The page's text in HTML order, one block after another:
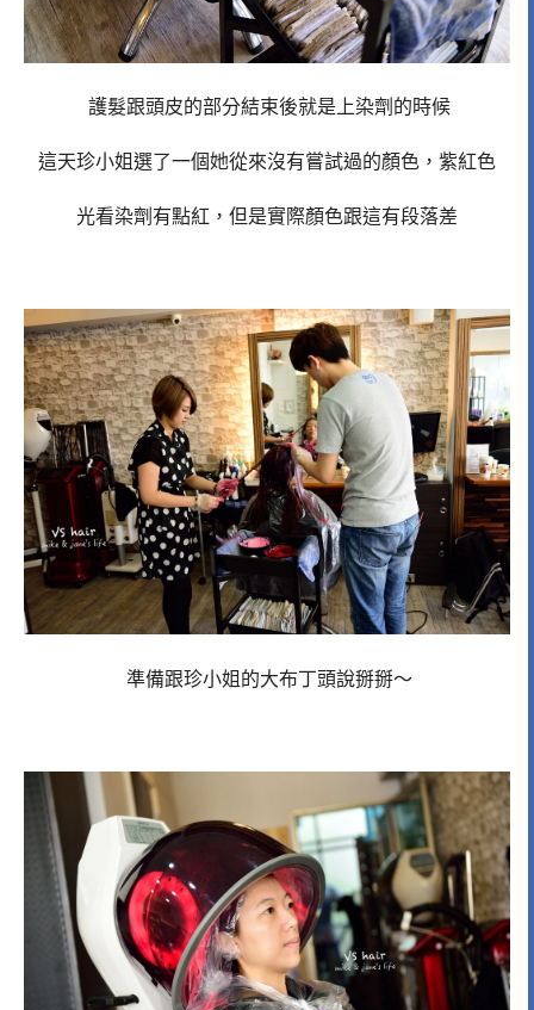
護髮跟頭皮的部分結束後就是上染劑的時候
這天珍小姐選了一個她從來沒有嘗試過的顏色，紫紅色
光看染劑有點紅，但是實際顏色跟這有段落差
準備跟珍小姐的大布丁頭說掰掰～